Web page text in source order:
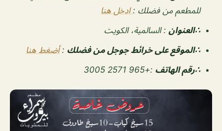
للمطعم من فضلك :ادخل هنا
∴العنوان : السالمية، الكويت
∴الموقع على خرائط جوجل من فضلك :أضغط هنا
∴رقم الهاتف :
+965 2571 3005